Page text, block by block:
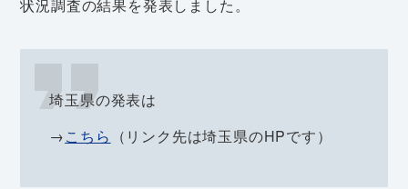
状況調査の結果を発表しました。
埼玉県の発表は
→こちら （リンク先は埼玉県のHPです）